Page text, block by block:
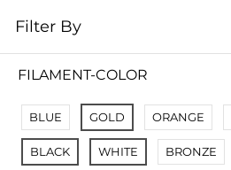
No Results
Not Found Filters1
Not Found Filters2
Filter By
FILAMENT-COLOR
BLUE GOLD ORANGE
BLACK WHITE BRONZE